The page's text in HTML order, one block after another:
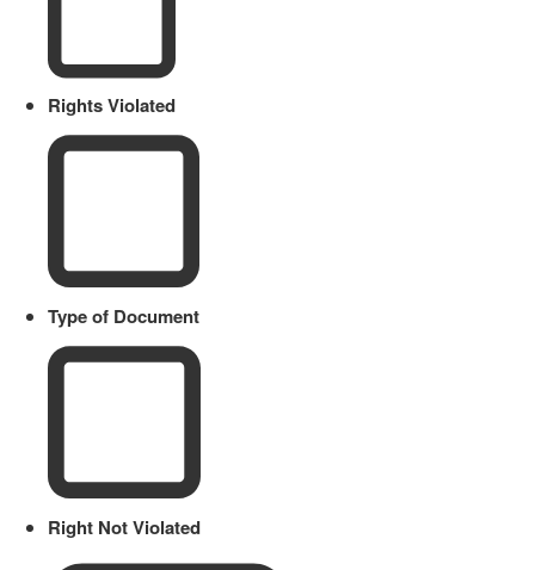
Rights Violated
Type of Document
Right Not Violated